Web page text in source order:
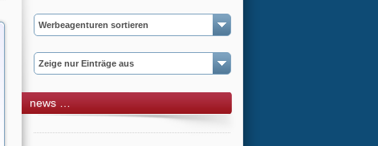
Werbeagenturen sortieren
Zeige nur Einträge aus
news …